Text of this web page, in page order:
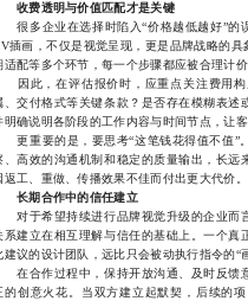
收费透明与价值匹配才是关键
多企业在选择时陷入“价格越低越好”的
插画，不仅是视觉呈现，更是品牌战略的
适配等多个环节，每一个步骤都应被合理计
此，在评估报价时，应重点关注费用构
、交付格式等关键条款？是否存在模糊表
明确说明各阶段的工作内容与时间节点，让
重要的是，要思考“这笔钱花得值不值”
、高效的沟通机制和稳定的质量输出，长
返工、重做、传播效果不佳而付出更大代价。
长期合作中的信任建立
于希望持续进行品牌视觉升级的企业而
系建立在相互理解与信任的基础上。一个
建议的设计团队，远比只会被动执行指令的“
合作过程中，保持开放沟通、及时反馈
的创意火花。当双方建立起默契，后续的